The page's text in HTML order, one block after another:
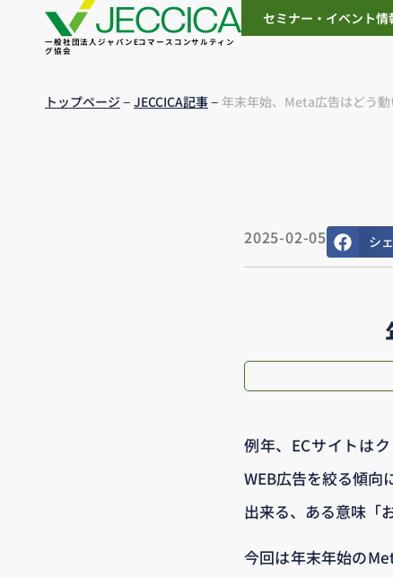
一般社団法人ジャパンEコマースコンサルティン
グ協会
セミナー・イベント情
トップページ– JECCICA記事– 年末年始、Meta広告はどう
2025-02-05 シ
例年、ECサイトは
WEB広告を絞る傾向
出来る、ある意味「
今回は年末年始の